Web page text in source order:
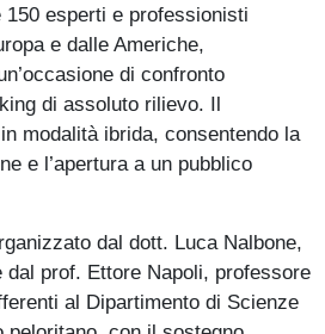
esperti e professionisti
e dalle Americhe,
di confronto
di assoluto rilievo. Il
modalità ibrida, consentendo la
e l’apertura a un pubblico
dal dott. Luca Nalbone,
prof. Ettore Napoli, professore
al Dipartimento di Scienze